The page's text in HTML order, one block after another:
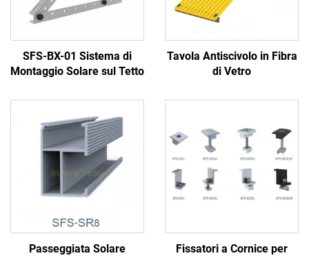
SFS-BX-01 Sistema di
Montaggio Solare sul Tetto
Tavola Antiscivolo in Fibra
di Vetro
Passeggiata Solare
Fissatori a Cornice per